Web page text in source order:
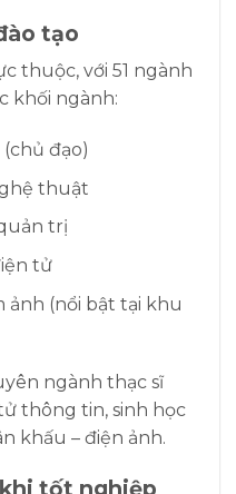
tạo
thuộc, với 51 ngành
khối ngành:
đạo)
thuật
trị
tử
ảnh (nổi bật tại khu
ngành thạc sĩ
thông tin, sinh học
khấu – điện ảnh.
tốt nghiệp